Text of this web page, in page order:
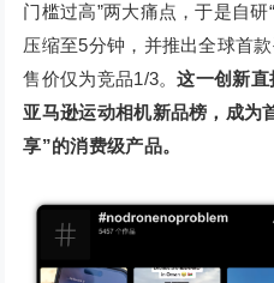
门槛过高”两大痛点，于是自
压缩至5分钟，并推出全球首
售价仅为竞品1/3。这一创新
亚马逊运动相机新品榜，成为
享”的消费级产品。